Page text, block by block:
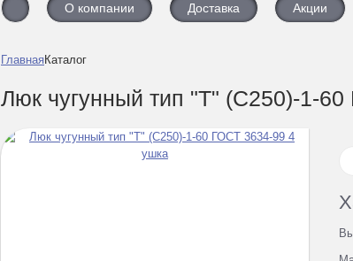
О компании Доставка Акции
Главная Каталог
Люк чугунный тип "Т" (С250)-1-